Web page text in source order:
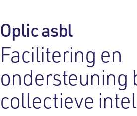
Oplic asbl
Facilitering en
ondersteuning
collectieve